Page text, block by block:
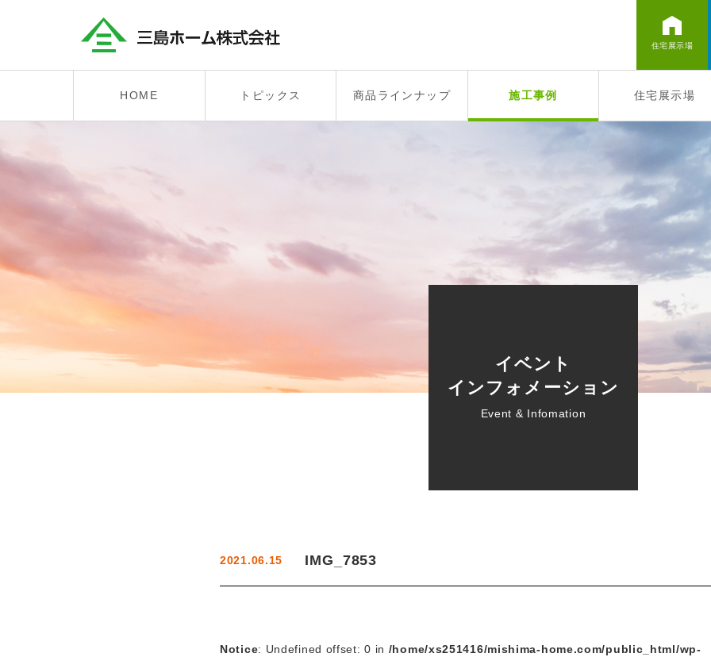
住宅展示場
HOME トピックス 商品ラインナップ 施工事例 住宅展示場
イベント
インフォメーション
Event & Infomation
2021.06.15 IMG_7853
Notice: Undefined offset: 0 in /home/xs251416/mishima-home.com/public_html/wp-